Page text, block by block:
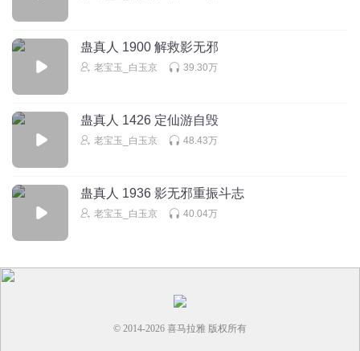
一袍清酒付_8n 回复 @ 听友341377525:
感觉方源炼制出定仙游真是个奇迹。。别人有好几种炼制定
仙游的方法却不练。。一直等到方源在三王传承炼用古法炼
制出来出来。。
回复 2024-11-15
回复 @
个仙蛊炼的而且仙蛊唯一那个方法就只能哪里用，其他方法代价太
为什么方圆不让 狼牙地灵练定仙游？
蛊真人 1900 解救影无邪
老宝玉_白玉京 39.30万
蛊真人 1426 定仙游自毁
老宝玉_白玉京 48.43万
蛊真人 1936 影无邪重振斗志
老宝玉_白玉京 40.04万
© 2014-2026 喜马拉雅 版权所有